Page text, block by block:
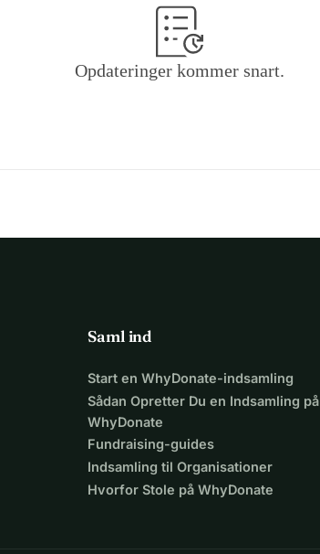
Opdateringer kommer snart.
Saml ind
Start en WhyDonate-indsamling
Sådan Opretter Du en Indsamling på
WhyDonate
Fundraising-guides
Indsamling til Organisationer
Hvorfor Stole på WhyDonate